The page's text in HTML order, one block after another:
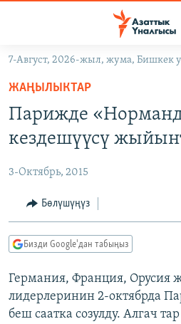
Навигацияга
өтүңүз
Издөөгө
салыңызКЫРГЫЗСТАН
ЭКОНОМИКА
МАДАНИЯТ
ДҮЙНӨ
БОРБОР АЗИЯ
АТАЙЫН ИЛИКТӨӨ
ТВ ПРОГРАММАЛАР
ЭКСПЕРТТЕР ТАЛДАЙТ
БИЗ ЖАНА ДҮЙНӨ
ДАНИСТЕ
ӨЗГӨЧӨ ПИКИР
Русский
7-Август, 2026-жыл, жума, Бишкек
ЖАҢЫЛЫКТАР
Парижде
кездешүүсү
3-Октябрь, 2015
Бөлүшүңүз
Бизди Google'дан табыңыз
Германия, Франция, Орусия
лидерлеринин 2-октябрда
беш саатка созулду. Алгач